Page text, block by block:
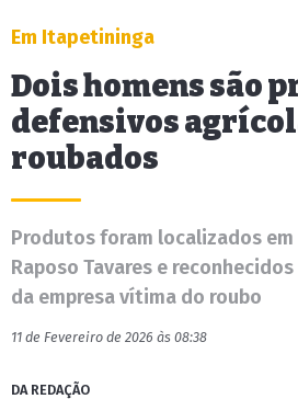
Em Itapetininga
Dois homens são
defensivos
roubados
Produtos foram localizados
Raposo Tavares e
da empresa vítima do roubo
11 de Fevereiro de 2026 às 08:38
DA REDAÇÃO